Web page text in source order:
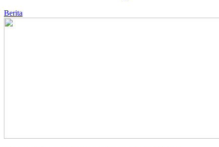
Berita